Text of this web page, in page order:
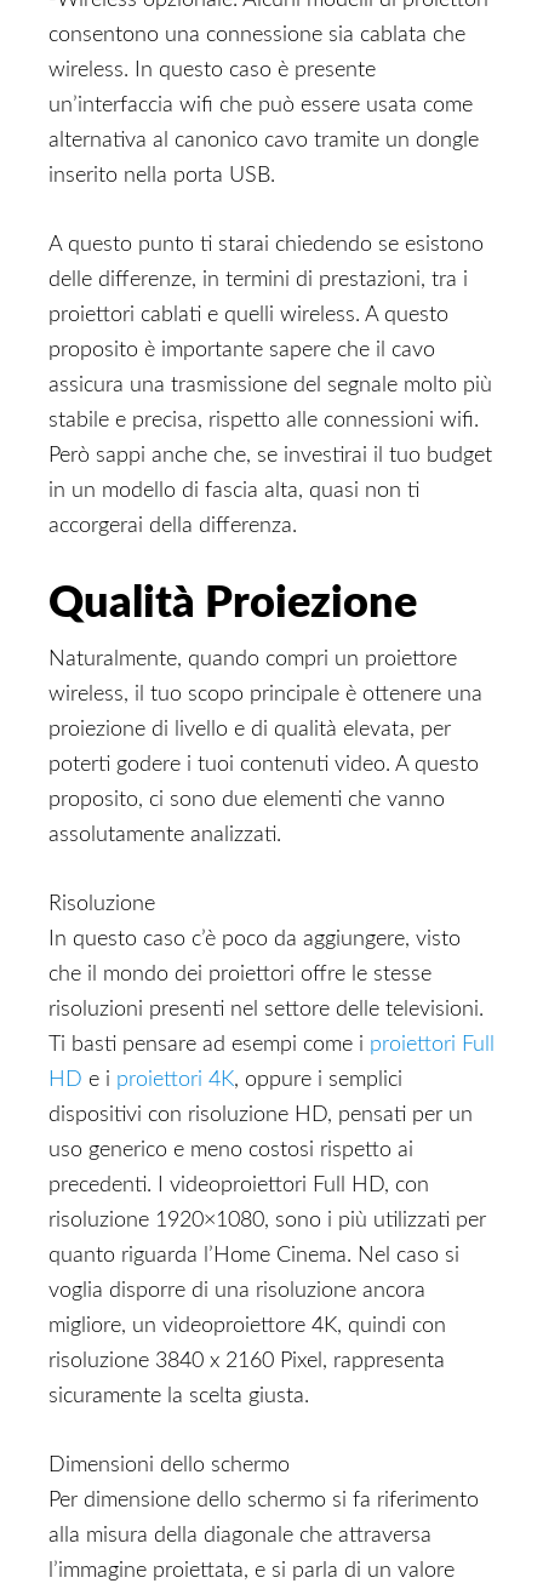
consentono una connessione sia cablata che
wireless. In questo caso è presente
un’interfaccia wifi che può essere usata come
alternativa al canonico cavo tramite un dongle
inserito nella porta USB.
A questo punto ti starai chiedendo se esistono
delle differenze, in termini di prestazioni, tra i
proiettori cablati e quelli wireless. A questo
proposito è importante sapere che il cavo
assicura una trasmissione del segnale molto più
stabile e precisa, rispetto alle connessioni wifi.
Però sappi anche che, se investirai il tuo budget
in un modello di fascia alta, quasi non ti
accorgerai della differenza.
Qualità Proiezione
Naturalmente, quando compri un proiettore
wireless, il tuo scopo principale è ottenere una
proiezione di livello e di qualità elevata, per
poterti godere i tuoi contenuti video. A questo
proposito, ci sono due elementi che vanno
assolutamente analizzati.
Risoluzione
In questo caso c’è poco da aggiungere, visto
che il mondo dei proiettori offre le stesse
risoluzioni presenti nel settore delle televisioni.
Ti basti pensare ad esempi come i proiettori Full
HD e i proiettori 4K, oppure i semplici
dispositivi con risoluzione HD, pensati per un
uso generico e meno costosi rispetto ai
precedenti. I videoproiettori Full HD, con
risoluzione 1920×1080, sono i più utilizzati per
quanto riguarda l’Home Cinema. Nel caso si
voglia disporre di una risoluzione ancora
migliore, un videoproiettore 4K, quindi con
risoluzione 3840 x 2160 Pixel, rappresenta
sicuramente la scelta giusta.
Dimensioni dello schermo
Per dimensione dello schermo si fa riferimento
alla misura della diagonale che attraversa
l’immagine proiettata, e si parla di un valore